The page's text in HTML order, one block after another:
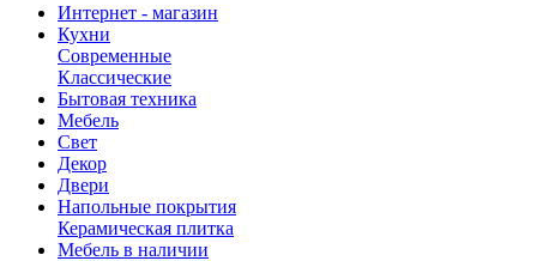
Интернет - магазин
Кухни
Современные
Классические
Бытовая техника
Мебель
Свет
Декор
Двери
Напольные покрытия
Керамическая плитка
Мебель в наличии